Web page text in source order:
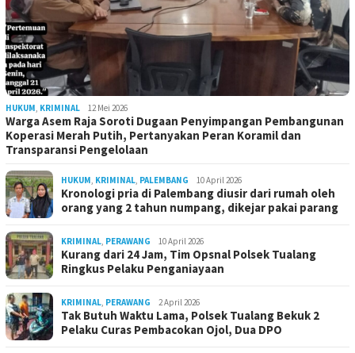
HUKUM, KRIMINAL 12 Mei 2026
Warga Asem Raja Soroti Dugaan Penyimpangan Pembangunan
Koperasi Merah Putih, Pertanyakan Peran Koramil dan
Transparansi Pengelolaan
HUKUM, KRIMINAL, PALEMBANG 10 April 2026
Kronologi pria di Palembang diusir dari rumah oleh
orang yang 2 tahun numpang, dikejar pakai parang
KRIMINAL, PERAWANG 10 April 2026
Kurang dari 24 Jam, Tim Opsnal Polsek Tualang
Ringkus Pelaku Penganiayaan
KRIMINAL, PERAWANG 2 April 2026
Tak Butuh Waktu Lama, Polsek Tualang Bekuk 2
Pelaku Curas Pembacokan Ojol, Dua DPO